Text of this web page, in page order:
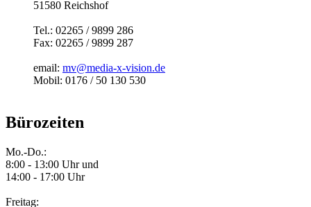
51580 Reichshof
Tel.: 02265 / 9899 286
Fax: 02265 / 9899 287
email: mv@media-x-vision.de
Mobil: 0176 / 50 130 530
Bürozeiten
Mo.-Do.:
8:00 - 13:00 Uhr und
14:00 - 17:00 Uhr
Freitag: